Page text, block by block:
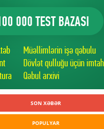
SON XƏBƏR
POPULYAR